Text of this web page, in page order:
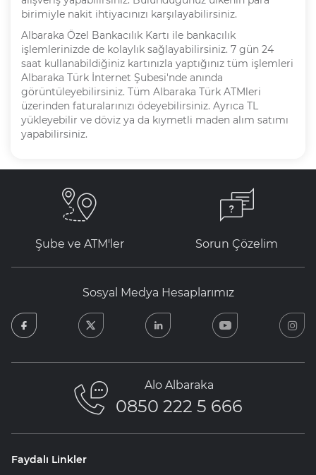
birimiyle nakit ihtiyacınızı karşılayabilirsiniz.
Albaraka Özel Bankacılık Kartı ile bankacılık
işlemlerinizde de kolaylık sağlayabilirsiniz. 7 gün 24
saat kullanabildiğiniz kartınızla yaptığınız tüm işlemleri
Albaraka Türk İnternet Şubesi'nde anında
görüntüleyebilirsiniz. Tüm Albaraka Türk ATMleri
üzerinden faturalarınızı ödeyebilirsiniz. Ayrıca TL
yükleyebilir ve döviz ya da kıymetli maden alım satımı
yapabilirsiniz.
Şube ve ATM'ler Sorun Çözelim
Sosyal Medya Hesaplarımız
facebook
Alo Albaraka
0850 222 5 666
Faydalı Linkler